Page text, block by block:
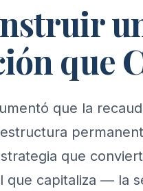
que
que la
que
que capitaliza — la